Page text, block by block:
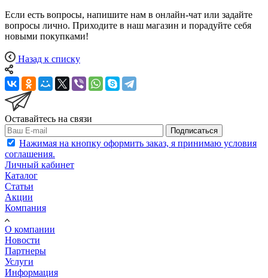
Если есть вопросы, напишите нам в онлайн-чат или задайте
вопросы лично. Приходите в наш магазин и порадуйте себя
новыми покупками!
Назад к списку
Оставайтесь на связи
Подписаться
Нажимая на кнопку оформить заказ, я принимаю условия
соглашения.
Личный кабинет
Каталог
Статьи
Акции
Компания
О компании
Новости
Партнеры
Услуги
Информация